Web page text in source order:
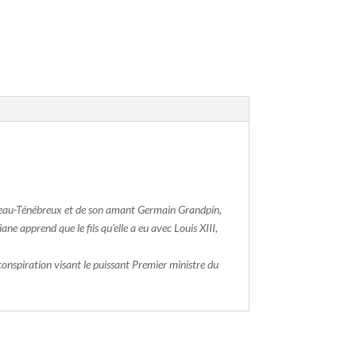
Ténébreux et de son amant Germain Grandpin,
apprend que le fils qu'elle a eu avec Louis XIII,
visant le puissant Premier ministre du